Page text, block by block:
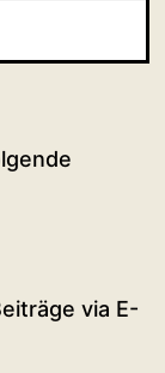
via E-